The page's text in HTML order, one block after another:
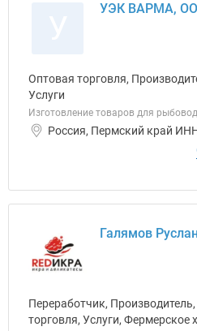
УЭК ВАРМА,
Оптовая торговля,
Услуги
Изготовление товаров для
Россия, Пермский край
Галямов
Переработчик,
торговля, Услуги, Фермерское